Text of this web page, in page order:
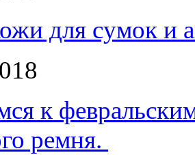
для сумок и
к
ремня.